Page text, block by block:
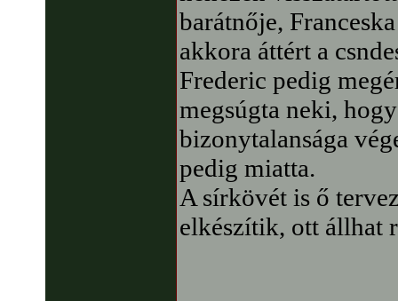
barátnője,
akkora áttért a
Frederic pedig
megsúgta neki,
bizonytalansága
pedig miatta.
A sírkövét is ő
elkészítik, ott állhat